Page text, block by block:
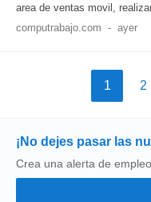
area de ventas movil,
computrabajo.com - ayer
1 2
¡No dejes pasar las
Crea una alerta de